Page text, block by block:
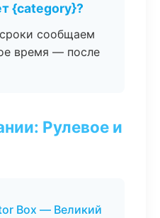
{category}?
сообщаем
время — после
Рулевое и
Box — Великий